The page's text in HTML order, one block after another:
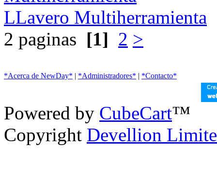
LLavero Multiherramienta
2 paginas [1] 2 >
*Acerca de NewDay* | *Administradores* | *Contacto*
Powered by CubeCart™
Copyright Devellion